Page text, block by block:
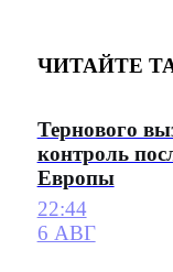
ЧИТАЙТЕ
Тернового
контроль
Европы
22:44
6 АВГ